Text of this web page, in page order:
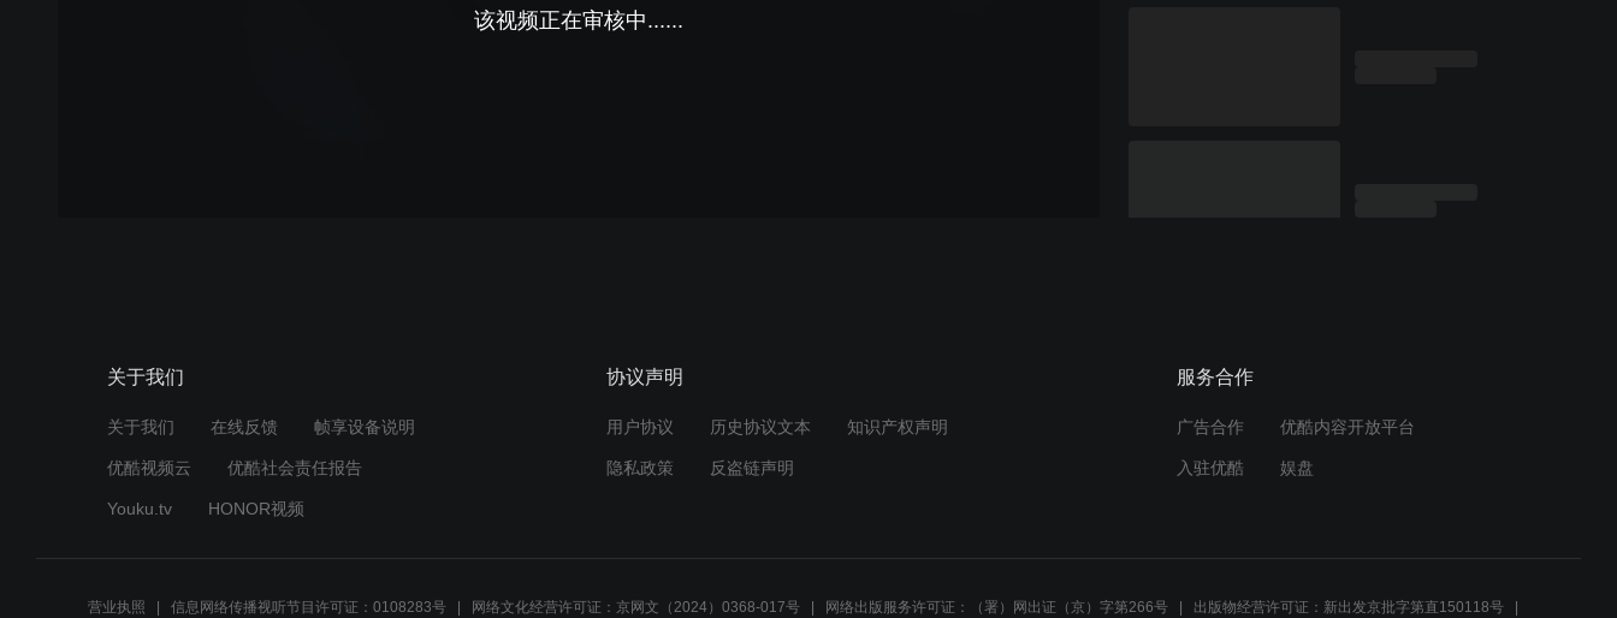
该视频正在审核中......
关于我们
关于我们 在线反馈 帧享设备说明
优酷视频云 优酷社会责任报告
Youku.tv HONOR视频
协议声明
用户协议 历史协议文本 知识产权声明
隐私政策 反盗链声明
服务合作
广告合作 优酷内容开放平台
入驻优酷 娱盘
营业执照 信息网络传播视听节目许可证：0108283号 网络文化经营许可证：京网文（2024）0368-017号 网络出版服务许可证：（署）网出证（京）字第266号 出版物经营许可证：新出发京批字第直150118号